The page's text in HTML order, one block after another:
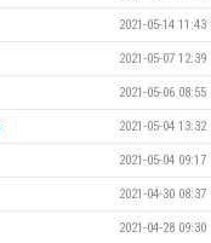
2021-05-14 11:43
2021-05-07 12:39
2021-05-06 08:55
2021-05-04 13:32
2021-05-04 09:17
2021-04-30 08:37
2021-04-28 09:30